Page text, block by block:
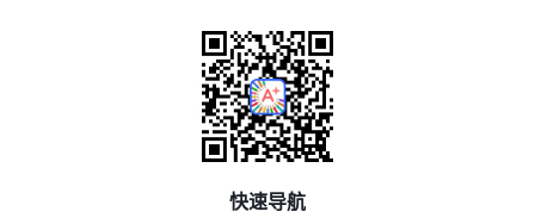
快速导航